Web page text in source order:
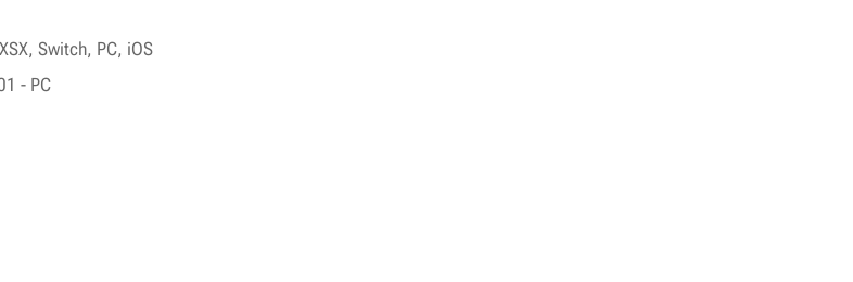
Switch, PC, iOS
- PC